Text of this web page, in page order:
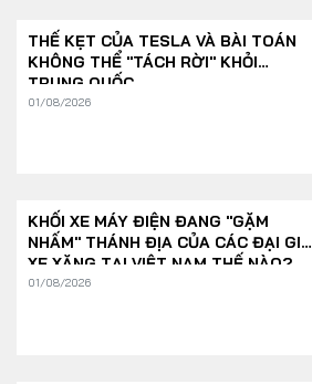
THẾ KẸT CỦA TESLA VÀ BÀI TOÁN
KHÔNG THỂ "TÁCH RỜI" KHỎI
TRUNG QUỐC
01/08/2026
KHỐI XE MÁY ĐIỆN ĐANG "GẶM
NHẤM" THÁNH ĐỊA CỦA CÁC ĐẠI GIA
XE XĂNG TẠI VIỆT NAM THẾ NÀO?
01/08/2026